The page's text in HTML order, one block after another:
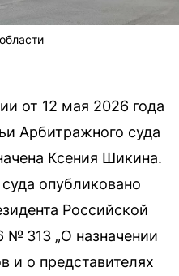
от 12 мая 2026 года
Арбитражного суда
Ксения Шикина.
опубликовано
Российской
№ 313 „О назначении
и о представителях